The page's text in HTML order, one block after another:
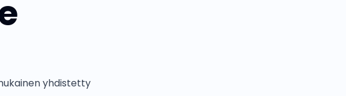
yhdistetty